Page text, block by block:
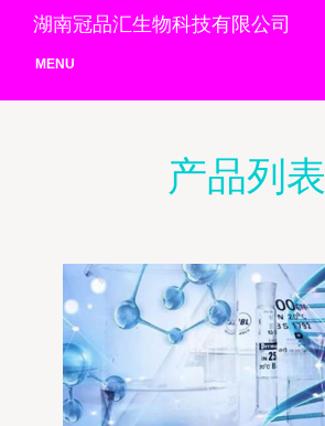
湖南冠品汇生物科技有限公司
MENU
产品列表